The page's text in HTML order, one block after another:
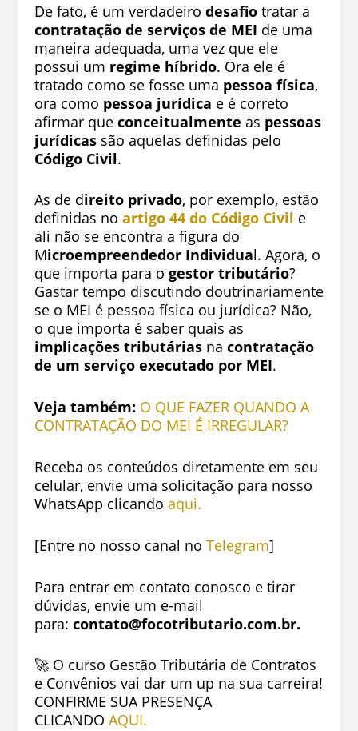
De fato, é um verdadeiro desafiotratar a
contratação de serviços de MEI de uma
maneira adequada, uma vez que ele
possui um regime híbrido. Ora ele é
tratado como se fosse uma pessoa física,
ora como pessoa jurídica e é correto
afirmar que conceitualmente as pessoas
jurídicassão aquelas definidas pelo
Código Civil.
As de direito privado, por exemplo, estão
definidas no artigo 44 do Código Civil e
ali não se encontra a figura do
Microempreendedor Individual. Agora, o
que importa para o gestor tributário?
Gastar tempo discutindo doutrinariamente
se o MEI é pessoa física ou jurídica? Não,
o que importa é saber quais as
implicações tributáriasna contratação
de um serviço executado por MEI.
Veja também: O QUE FAZER QUANDO A
CONTRATAÇÃO DO MEI É IRREGULAR?
Receba os conteúdos diretamente em seu
celular, envie uma solicitação para nosso
WhatsApp clicando aqui.
[Entre no nosso canal no Telegram]
Para entrar em contato conosco e tirar
dúvidas, envie um e-mail
para: contato@focotributario.com.br.
🚀 O curso Gestão Tributária de Contratos
e Convênios vai dar um up na sua carreira!
CONFIRME SUA PRESENÇA
CLICANDO AQUI.